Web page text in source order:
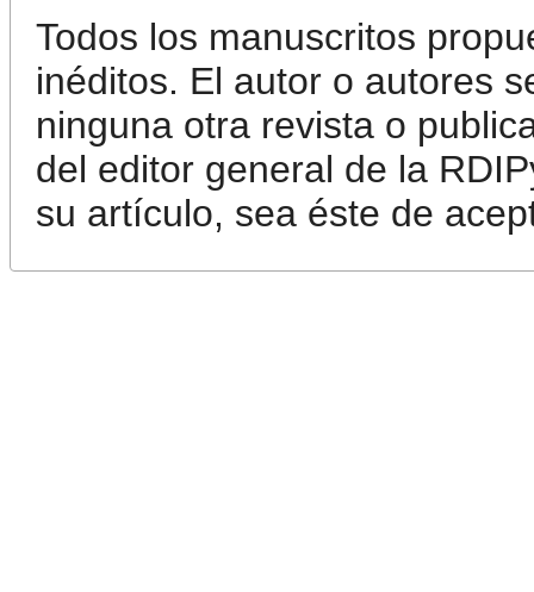
Todos los manuscritos
inéditos. El autor o autores
ninguna otra revista o
del editor general de la
su artículo, sea éste de